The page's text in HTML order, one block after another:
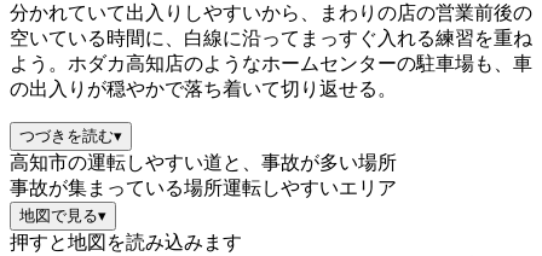
分かれていて出入りしやすいから、まわりの店の営業前後の
空いている時間に、白線に沿ってまっすぐ入れる練習を重ね
よう。ホダカ高知店のようなホームセンターの駐車場も、車
の出入りが穏やかで落ち着いて切り返せる。
つづきを読む▾
高知市の運転しやすい道と、事故が多い場所
事故が集まっている場所運転しやすいエリア
地図で見る▾
押すと地図を読み込みます